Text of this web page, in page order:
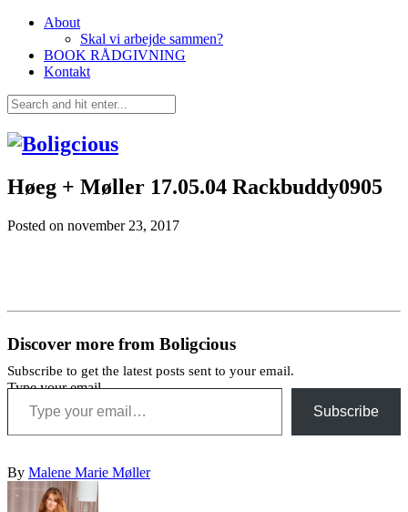
About
Skal vi arbejde sammen?
BOOK RÅDGIVNING
Kontakt
Høeg + Møller 17.05.04 Rackbuddy0905
Posted on november 23, 2017
Discover more from Boligcious
Subscribe to get the latest posts sent to your email.
Type your email…
Subscribe
By Malene Marie Møller